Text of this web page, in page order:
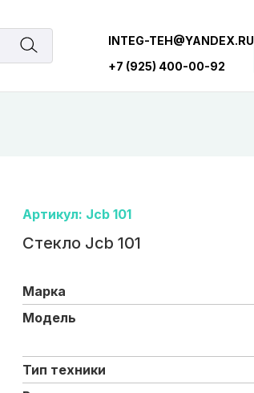
INTEG-TEH@YANDEX.RU
+7 (925) 400-00-92
Артикул: Jcb 101
Стекло Jcb 101
Марка
Модель
Тип техники